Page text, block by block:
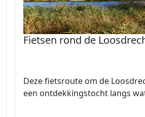
Fietsen rond de
Deze fietsroute om de
een ontdekkingstocht langs